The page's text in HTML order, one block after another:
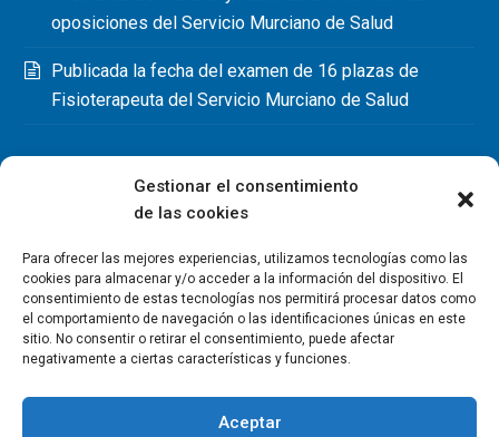
Gestionar el consentimiento
de las cookies
Para ofrecer las mejores experiencias, utilizamos tecnologías como las
cookies para almacenar y/o acceder a la información del dispositivo. El
consentimiento de estas tecnologías nos permitirá procesar datos como
el comportamiento de navegación o las identificaciones únicas en este
sitio. No consentir o retirar el consentimiento, puede afectar
negativamente a ciertas características y funciones.
Aceptar
oposiciones del Servicio Murciano de Salud
Publicada la fecha del examen de 16 plazas de
Fisioterapeuta del Servicio Murciano de Salud